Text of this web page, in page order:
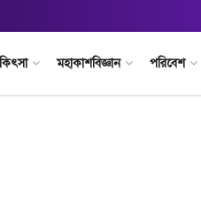
মহাকাশবিজ্ঞান পরিবেশ